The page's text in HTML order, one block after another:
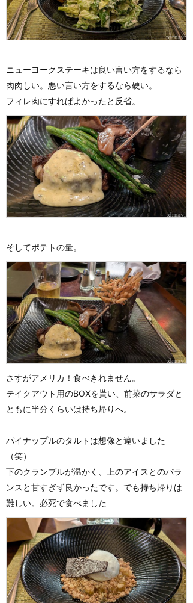
ニューヨークステーキは良い言い方をするなら
肉肉しい。悪い言い方をするなら硬い。
フィレ肉にすればよかったと反省。
そしてポテトの量。
さすがアメリカ！食べきれません。
テイクアウト用のBOXを貰い、前菜のサラダと
ともに半分くらいは持ち帰りへ。
パイナップルのタルトは想像と違いました
（笑）
下のクランブルが温かく、上のアイスとのバラ
ンスと甘すぎず良かったです。でも持ち帰りは
難しい。必死で食べました